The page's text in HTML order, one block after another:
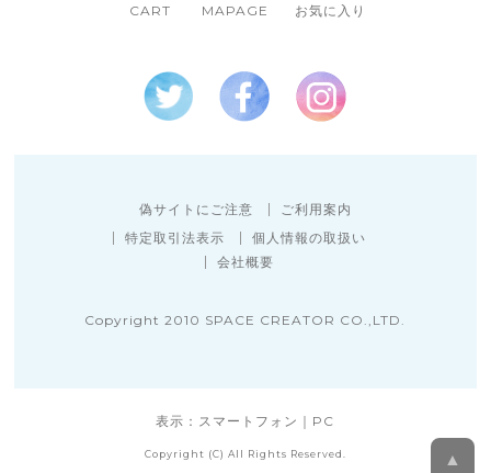
CART MAPAGE お気に入り
偽サイトにご注意
ご利用案内
特定取引法表示
個人情報の取扱い
会社概要
Copyright 2010 SPACE CREATOR CO.,LTD.
表示：スマートフォン｜ PC
Copyright (C) All Rights Reserved. ▲